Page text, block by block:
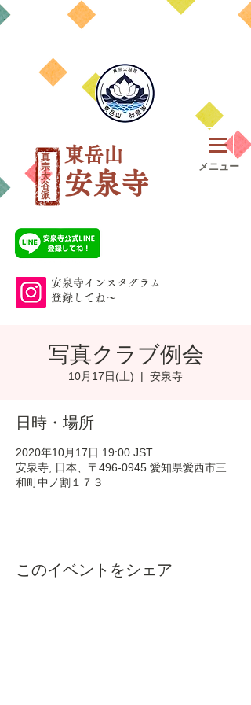
​メニュー
真
宗
大
谷
​派
東岳山
安泉寺
安泉寺インスタグラム
​登録してね～
写真クラブ例会
10月17日(土)
  |
安泉寺
日時・場所
2020年10月17日 19:00 JST
安泉寺, 日本、〒496-0945 愛知県愛西市三
和町中ノ割１７３
このイベントをシェア